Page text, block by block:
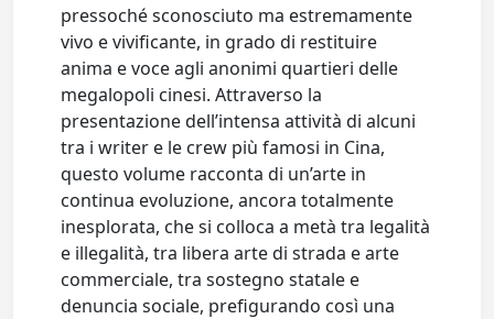
pressoché sconosciuto ma estremamente
vivo e vivificante, in grado di restituire
anima e voce agli anonimi quartieri delle
megalopoli cinesi. Attraverso la
presentazione dell’intensa attività di alcuni
tra i writer e le crew più famosi in Cina,
questo volume racconta di un’arte in
continua evoluzione, ancora totalmente
inesplorata, che si colloca a metà tra legalità
e illegalità, tra libera arte di strada e arte
commerciale, tra sostegno statale e
denuncia sociale, prefigurando così una